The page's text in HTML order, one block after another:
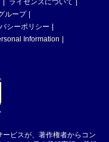
ライセンスについて
ループ
シーポリシー
Information
ビスが、著作権者からコン